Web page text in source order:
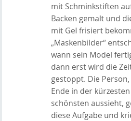
mit Schminkstiften
Backen gemalt und
mit Gel frisiert
„Maskenbilder“
wann sein Model
dann erst wird die
gestoppt. Die
Ende in der
schönsten aussieht,
diese Aufgabe und